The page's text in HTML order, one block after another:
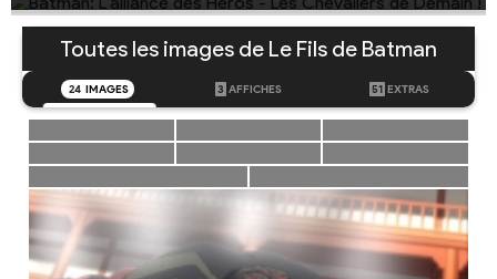
Toutes les images de Le Fils de Batman
24 IMAGES 3 AFFICHES 51 EXTRAS